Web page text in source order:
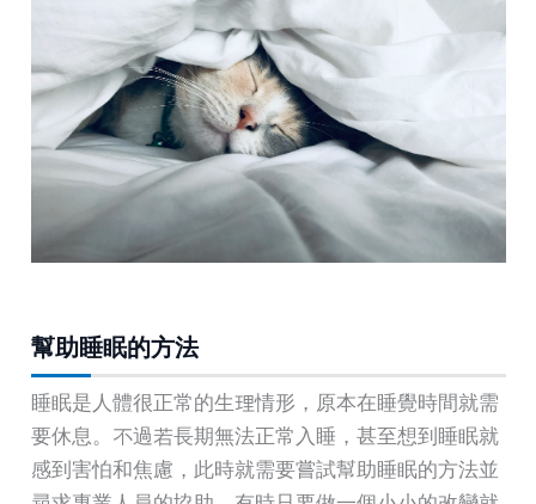
幫助睡眠的方法
睡眠是人體很正常的生理情形，原本在睡覺時間就需
要休息。不過若長期無法正常入睡，甚至想到睡眠就
感到害怕和焦慮，此時就需要嘗試幫助睡眠的方法並